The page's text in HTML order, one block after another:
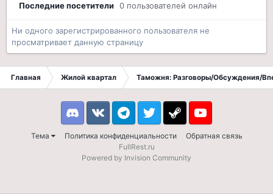
Последние посетители 0 пользователей онлайн
Ни одного зарегистрированного пользователя не
просматривает данную страницу
Главная Жилой квартал Таможня: Разговоры/Обсуждения/
Тема Политика конфиденциальности Обратная связь
DiscordVK TelegramTwitter Steam Youtube
FullRest.ru
Powered by Invision Community